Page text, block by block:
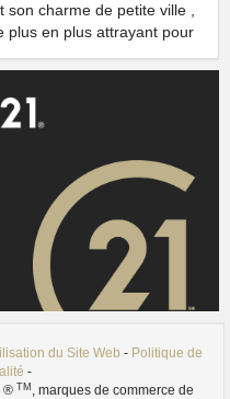
son charme de petite ville ,
plus en plus attrayant pour
est utilisée sous
bowmanville
_King_St.jpg
du Site Web - Politique de
-
® TM , marques de commerce de